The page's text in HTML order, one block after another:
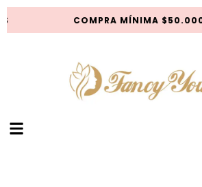
COMPRA MÍNIMA $50.000